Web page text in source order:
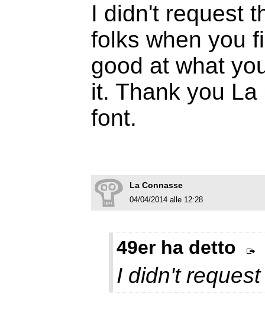
I didn't request
folks when you
good at what
it. Thank you
font.
La Connasse
04/04/2014 alle 12:28
49er ha detto
I didn't